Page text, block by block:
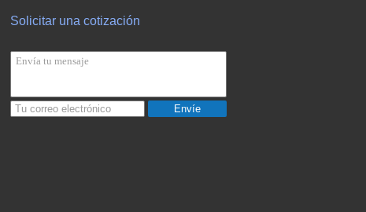
Solicitar una cotización
Envíe